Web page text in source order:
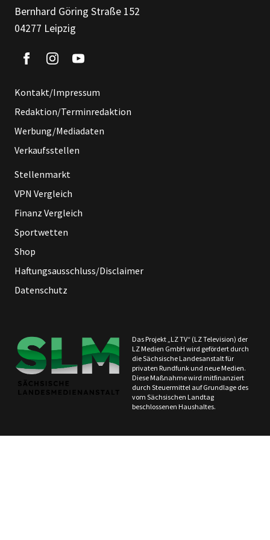
Bernhard Göring Straße 152
04277 Leipzig
Kontakt/Impressum
Redaktion/Terminredaktion
Werbung/Mediadaten
Verkaufsstellen
Stellenmarkt
VPN Vergleich
Finanz Vergleich
Sportwetten
Shop
Haftungsausschluss/Disclaimer
Datenschutz
Das Projekt „LZ TV“ (LZ Television) der
LZ Medien GmbH wird gefördert durch
die Sächsische Landesanstalt für
privaten Rundfunk und neue Medien.
Diese Maßnahme wird mitfinanziert
durch Steuermittel auf Grundlage des
vom Sächsischen Landtag
beschlossenen Haushaltes.